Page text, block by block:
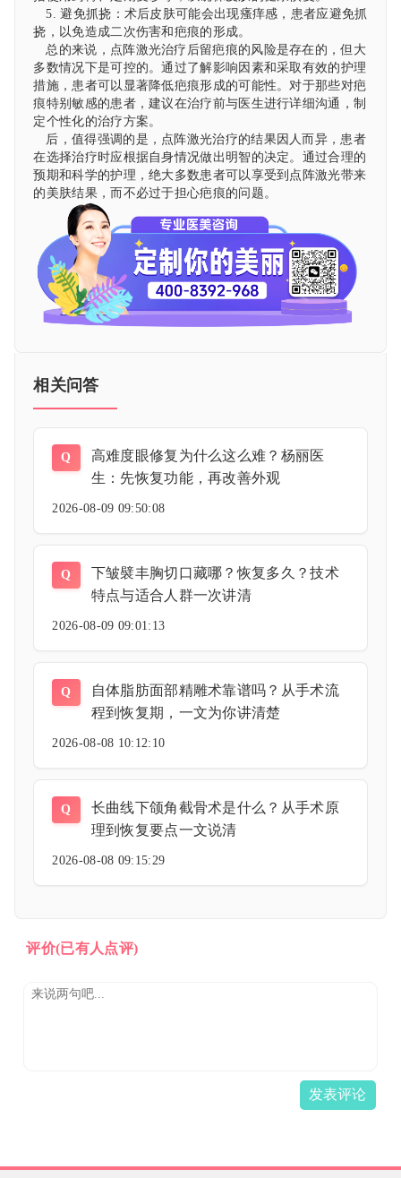
5. 避免抓挠：术后皮肤可能会出现瘙痒感，患者应避免抓
挠，以免造成二次伤害和疤痕的形成。
总的来说，点阵激光治疗后留疤痕的风险是存在的，但大
多数情况下是可控的。通过了解影响因素和采取有效的护理
措施，患者可以显著降低疤痕形成的可能性。对于那些对疤
痕特别敏感的患者，建议在治疗前与医生进行详细沟通，制
定个性化的治疗方案。
后，值得强调的是，点阵激光治疗的结果因人而异，患者
在选择治疗时应根据自身情况做出明智的决定。通过合理的
预期和科学的护理，绝大多数患者可以享受到点阵激光带来
的美肤结果，而不必过于担心疤痕的问题。
相关问答
Q
高难度眼修复为什么这么难？杨丽医
生：先恢复功能，再改善外观
2026-08-09 09:50:08
Q
下皱襞丰胸切口藏哪？恢复多久？技术
特点与适合人群一次讲清
2026-08-09 09:01:13
Q
自体脂肪面部精雕术靠谱吗？从手术流
程到恢复期，一文为你讲清楚
2026-08-08 10:12:10
Q
长曲线下颌角截骨术是什么？从手术原
理到恢复要点一文说清
2026-08-08 09:15:29
评价(已有人点评)
发表评论